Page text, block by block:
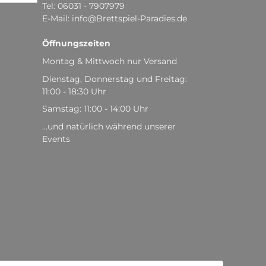
Tel: 06031 - 7907979
E-Mail: info@Brettspiel-Paradies.de
Öffnungszeiten
Montag & Mittwoch nur Versand
Dienstag, Donnerstag und Freitag:
11:00 - 18:30 Uhr
Samstag: 11:00 - 14:00 Uhr
...und natürlich während unserer
Events